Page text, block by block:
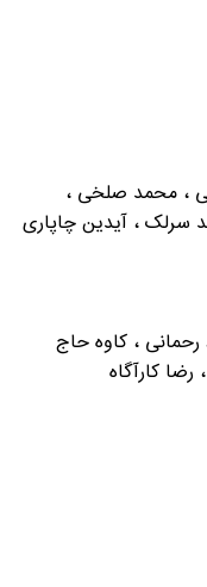
، محمد صلخی ،
سرلک ، آیدین چاپاری
رحمانی ، کاوه حاج
کارآگاه